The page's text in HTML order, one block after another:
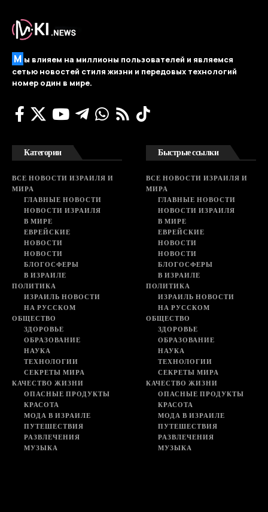
М ы влияем на миллионы пользователей и являемся
сетью новостей стиля жизни и передовых технологий
номер один в мире.
Категории
ВСЕ НОВОСТИ ИЗРАИЛЯ И
МИРА
ГЛАВНЫЕ НОВОСТИ
НОВОСТИ ИЗРАИЛЯ
В МИРЕ
ЕВРЕЙСКИЕ
НОВОСТИ
НОВОСТИ
БЛОГОСФЕРЫ
В ИЗРАИЛЕ
ПОЛИТИКА
ИЗРАИЛЬ НОВОСТИ
НА РУССКОМ
ОБЩЕСТВО
ЗДОРОВЬЕ
ОБРАЗОВАНИЕ
НАУКА
ТЕХНОЛОГИИ
СЕКРЕТЫ МИРА
КАЧЕСТВО ЖИЗНИ
ОПАСНЫЕ ПРОДУКТЫ
КРАСОТА
МОДА В ИЗРАИЛЕ
ПУТЕШЕСТВИЯ
РАЗВЛЕЧЕНИЯ
МУЗЫКА
Быстрые ссылки
ВСЕ НОВОСТИ ИЗРАИЛЯ И
МИРА
ГЛАВНЫЕ НОВОСТИ
НОВОСТИ ИЗРАИЛЯ
В МИРЕ
ЕВРЕЙСКИЕ
НОВОСТИ
НОВОСТИ
БЛОГОСФЕРЫ
В ИЗРАИЛЕ
ПОЛИТИКА
ИЗРАИЛЬ НОВОСТИ
НА РУССКОМ
ОБЩЕСТВО
ЗДОРОВЬЕ
ОБРАЗОВАНИЕ
НАУКА
ТЕХНОЛОГИИ
СЕКРЕТЫ МИРА
КАЧЕСТВО ЖИЗНИ
ОПАСНЫЕ ПРОДУКТЫ
КРАСОТА
МОДА В ИЗРАИЛЕ
ПУТЕШЕСТВИЯ
РАЗВЛЕЧЕНИЯ
МУЗЫКА